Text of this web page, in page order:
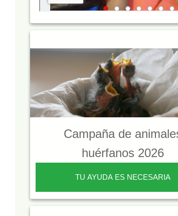
Campaña de
huérfanos 2026
TU AYUDA ES NECESARIA